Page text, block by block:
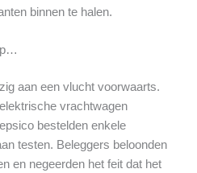
binnen te halen.
aan een vlucht voorwaarts.
vrachtwagen
bestelden enkele
testen. Beleggers beloonden
en negeerden het feit dat het